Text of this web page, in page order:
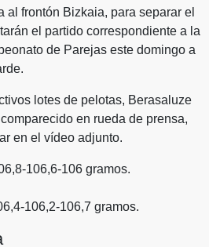
al frontón Bizkaia, para separar el
el partido correspondiente a la
de Parejas este domingo a
lotes de pelotas, Berasaluze
en rueda de prensa,
en el vídeo adjunto.
106,6-106 gramos.
106,2-106,7 gramos.